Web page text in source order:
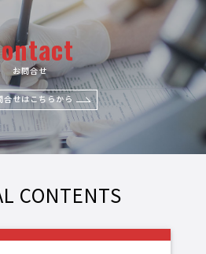
お問合せ
合せはこちらから
CONTENTS